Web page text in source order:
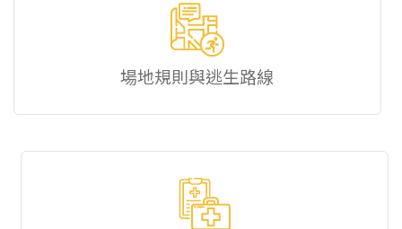
場地規則與逃生路線